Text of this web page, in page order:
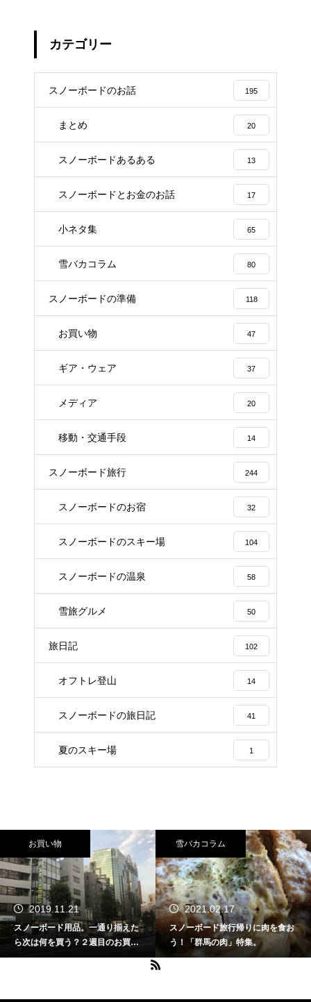
カテゴリー
スノーボードのお話 195
まとめ 20
スノーボードあるある 13
スノーボードとお金のお話 17
小ネタ集 65
雪バカコラム 80
スノーボードの準備 118
お買い物 47
ギア・ウェア 37
メディア 20
移動・交通手段 14
スノーボード旅行 244
スノーボードのお宿 32
スノーボードのスキー場 104
スノーボードの温泉 58
雪旅グルメ 50
旅日記 102
オフトレ登山 14
スノーボードの旅日記 41
夏のスキー場 1
お買い物
2019.11.21
スノーボード用品。一通り揃えた
ら次は何を買う？２週目のお買い
物特集。
雪バカコラム
2021.02.17
スノーボード旅行帰りに肉を食お
う！「群馬の肉」特集。